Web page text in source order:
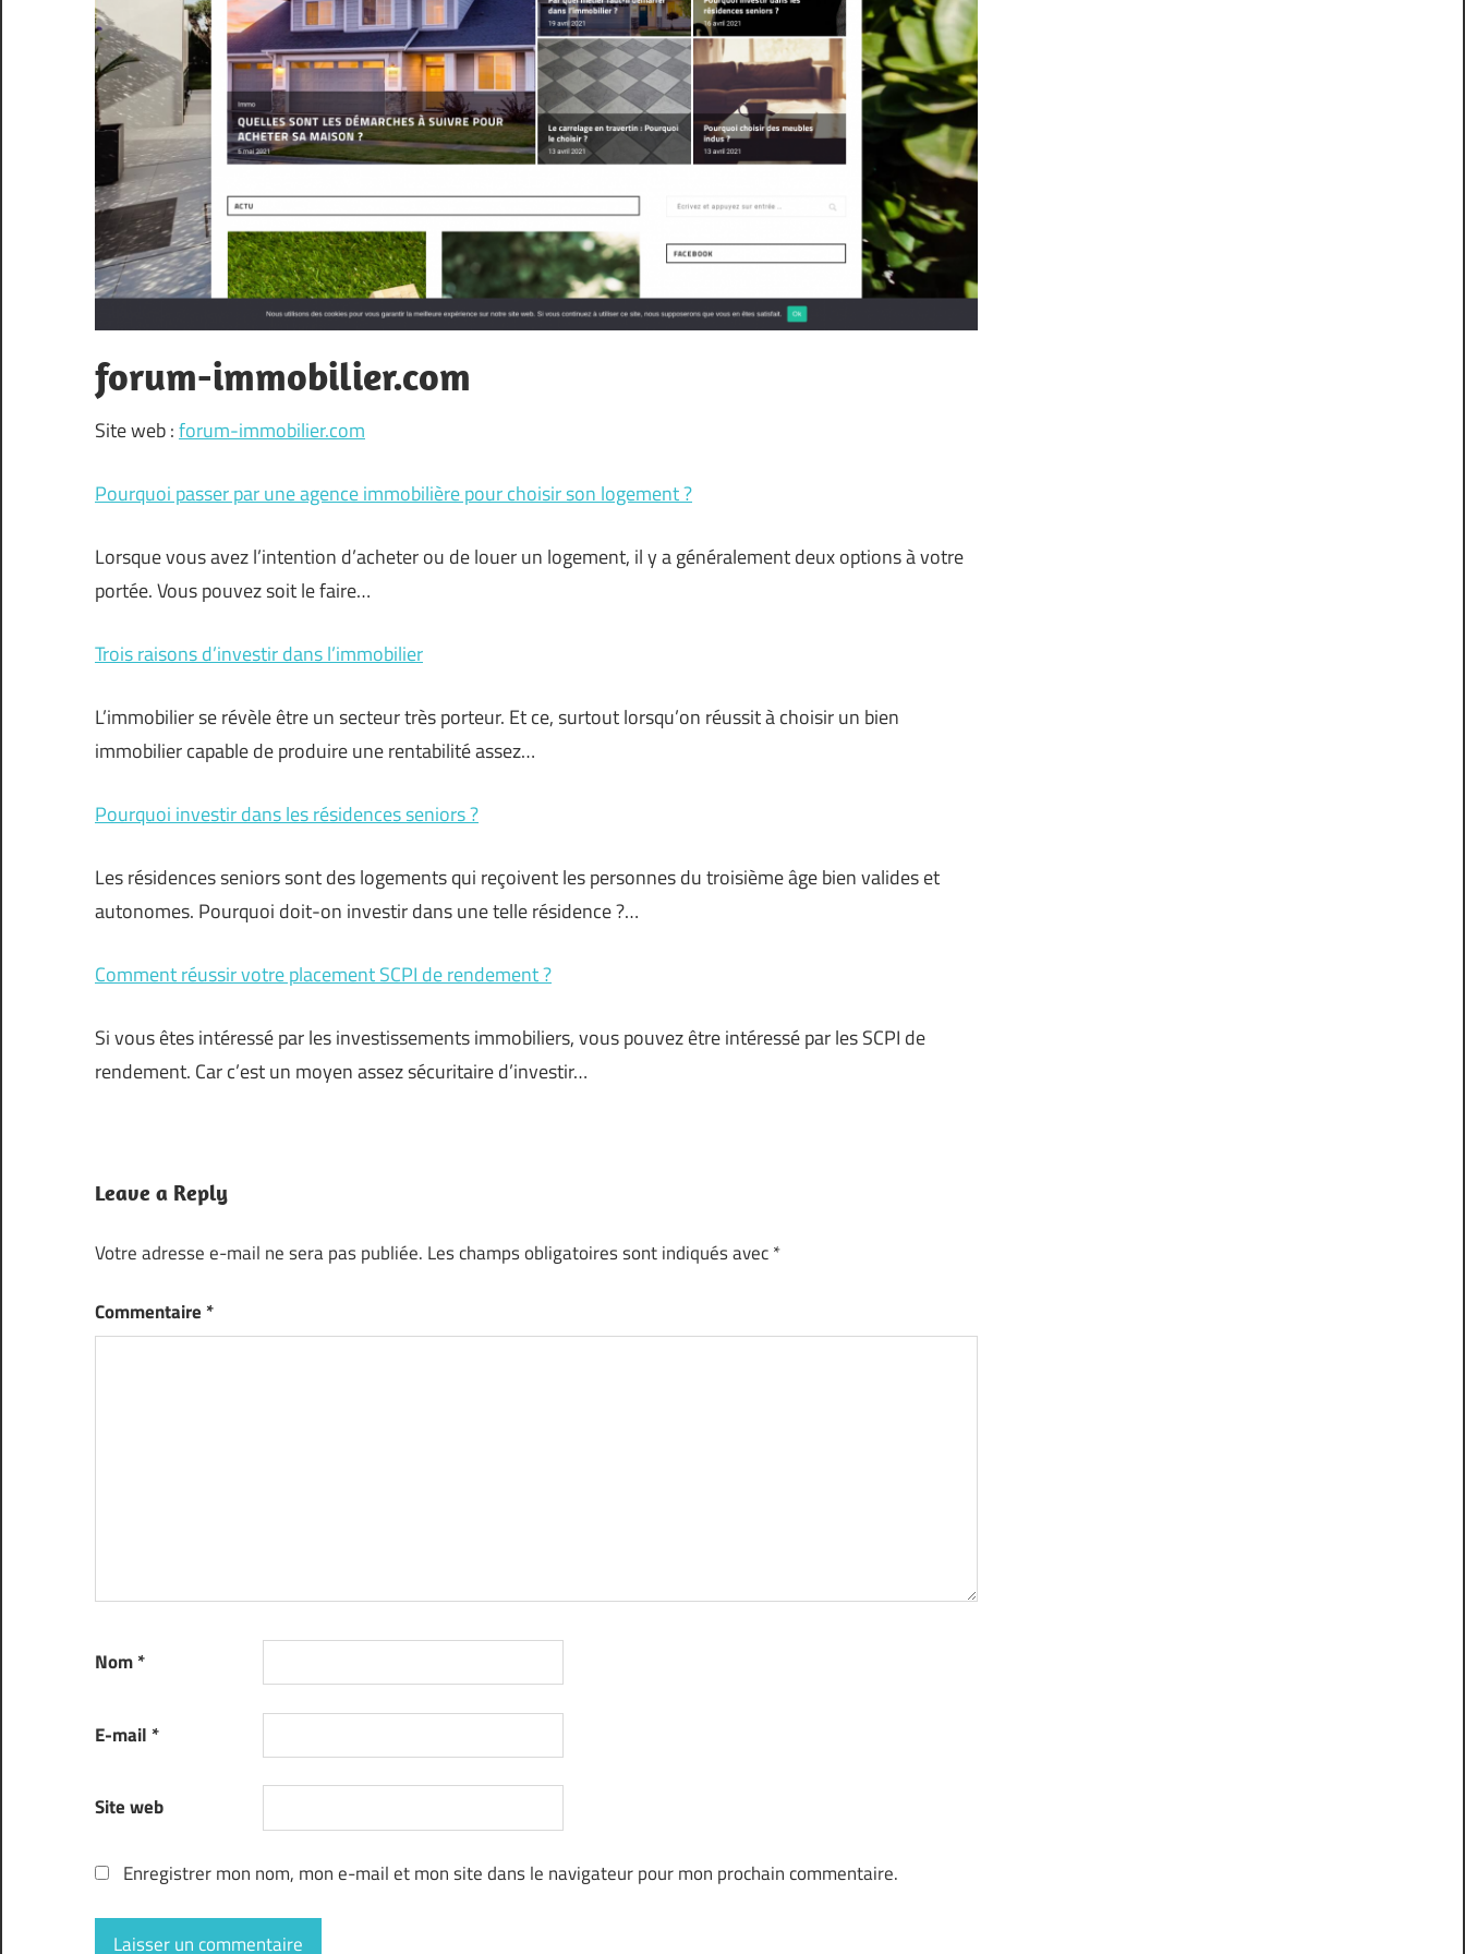
forum-immobilier.com
Site web :forum-immobilier.com
Pourquoi passer par une agence immobilière pour choisir son logement ?
Lorsque vous avez l’intention d’acheter ou de louer un logement, il y a généralement deux options à votre
portée. Vous pouvez soit le faire…
Trois raisons d’investir dans l’immobilier
L’immobilier se révèle être un secteur très porteur. Et ce, surtout lorsqu’on réussit à choisir un bien
immobilier capable de produire une rentabilité assez…
Pourquoi investir dans les résidences seniors ?
Les résidences seniors sont des logements qui reçoivent les personnes du troisième âge bien valides et
autonomes. Pourquoi doit-on investir dans une telle résidence ?…
Comment réussir votre placement SCPI de rendement ?
Si vous êtes intéressé par les investissements immobiliers, vous pouvez être intéressé par les SCPI de
rendement. Car c’est un moyen assez sécuritaire d’investir…
Leave a Reply
Votre adresse e-mail ne sera pas publiée. Les champs obligatoires sont indiqués avec*
Commentaire *
Nom*
E-mail *
Site web
Enregistrer mon nom, mon e-mail et mon site dans le navigateur pour mon prochain commentaire.